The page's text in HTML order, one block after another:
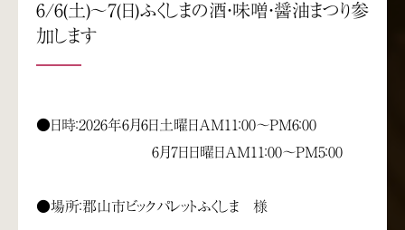
6/6(土)～7(日)ふくしまの酒・味噌・醤油まつり参
加します
●日時：2026年6月6日土曜日AM11：00〜PM6：00
6月7日日曜日AM11：00〜PM5：00
●場所：郡山市ビックパレットふくしま 様